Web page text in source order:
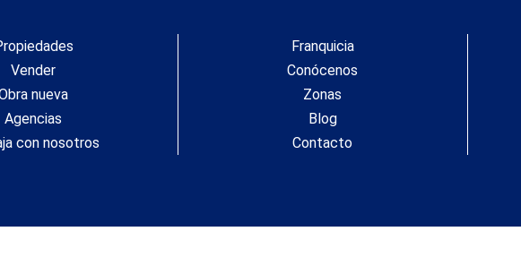
Vender
nueva
Agencias
con nosotros
Franquicia
Conócenos
Zonas
Blog
Contacto